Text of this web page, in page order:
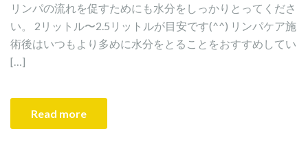
リンパの流れを促すためにも水分をしっかりとってくださ
い。 2リットル〜2.5リットルが目安です(^^) リンパケア施
術後はいつもより多めに水分をとることをおすすめしてい
[…]
Read more